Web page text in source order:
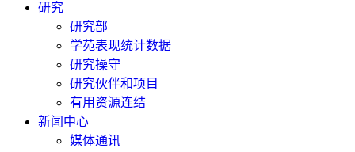
研究
研究部
学苑表现统计数据
研究操守
研究伙伴和项目
有用资源连结
新闻中心
媒体通讯